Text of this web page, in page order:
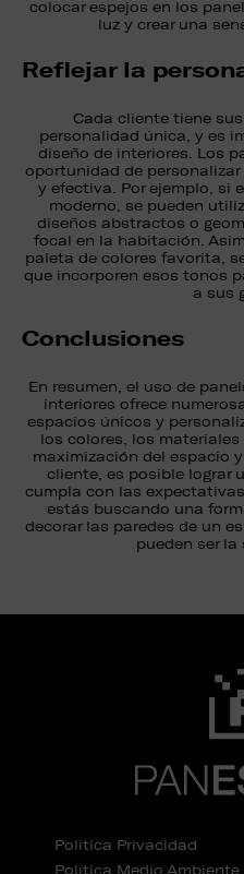
colocar espejos en los
luz y crear una
Reflejar la
Cada cliente tiene
personalidad única, y es
diseño de interiores. Los
oportunidad de
y efectiva. Por ejemplo, si
moderno, se pueden
diseños abstractos o
focal en la habitación.
paleta de colores favorita,
que incorporen esos tonos
a sus
Conclusiones
En resumen, el uso de
interiores ofrece
espacios únicos y
los colores, los
maximización del espacio
cliente, es posible lograr
cumpla con las
estás buscando una
decorar las paredes de un
pueden ser
Política Privacidad
Política Medio Ambiente